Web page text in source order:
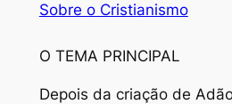
Sobre o Cristianismo
O TEMA PRINCIPAL
Depois da criação de